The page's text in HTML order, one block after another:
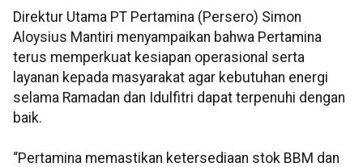
Direktur Utama PT Pertamina (Persero) Simon
Aloysius Mantiri menyampaikan bahwa Pertamina
terus memperkuat kesiapan operasional serta
layanan kepada masyarakat agar kebutuhan energi
selama Ramadan dan Idulfitri dapat terpenuhi dengan
baik.
“Pertamina memastikan ketersediaan stok BBM dan